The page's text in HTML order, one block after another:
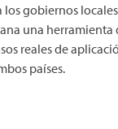
gobiernos
una herramienta
reales de
países.